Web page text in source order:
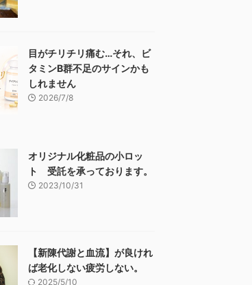
目がチリチリ痛む…それ、ビ
タミンB群不足のサインかも
しれません
2026/7/8
オリジナル化粧品の小ロッ
ト 受託を承っております。
2023/10/31
【新陳代謝と血流】が良けれ
ば老化しない疲労しない。
2025/5/10